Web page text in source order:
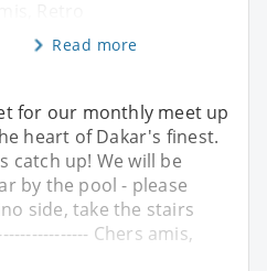
Read more
for our monthly meet up
heart of Dakar's finest.
catch up! We will be
by the pool - please
side, take the stairs
Chers amis,